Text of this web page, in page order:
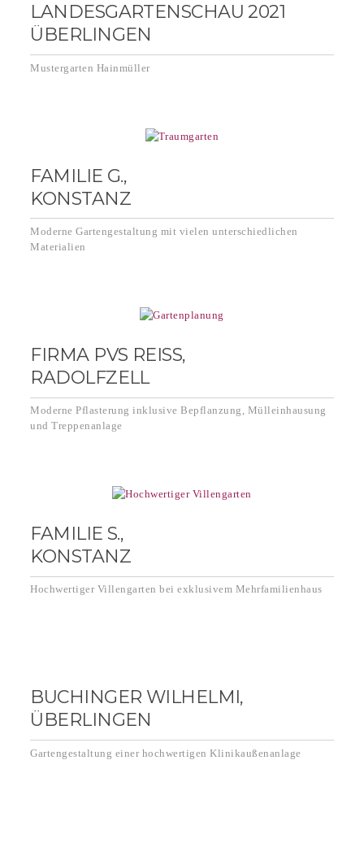
LANDESGARTENSCHAU 2021
ÜBERLINGEN
Mustergarten Hainmüller
FAMILIE G.,
KONSTANZ
Moderne Gartengestaltung mit vielen unterschiedlichen
Materialien
FIRMA PVS REISS,
RADOLFZELL
Moderne Pflasterung inklusive Bepflanzung, Mülleinhausung
und Treppenanlage
FAMILIE S.,
KONSTANZ
Hochwertiger Villengarten bei exklusivem Mehrfamilienhaus
BUCHINGER WILHELMI,
ÜBERLINGEN
Gartengestaltung einer hochwertigen Klinikaußenanlage